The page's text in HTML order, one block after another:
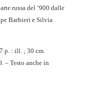
russa del ‘900 dalle
Barbieri e Silvia
p. : ill. ; 30 cm.
– Testo anche in